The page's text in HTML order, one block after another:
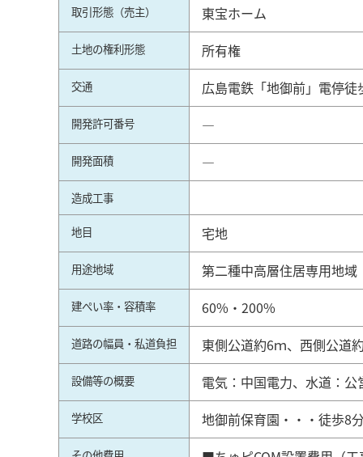
取引形態（売主） 東宝ホーム
土地の権利形態 所有権
交通 広島電鉄「地御前」電停徒
開発許可番号 ―
開発面積 ―
造成工事
地目 宅地
用途地域 第二種中高層住居専用地域
建ぺい率・容積率 60%・200%
道路の幅員・私道負担 東側公道約6ｍ、西側公道
設備等の概要 電気：中国電力、水道：
学校区 地御前保育園・・・徒歩8